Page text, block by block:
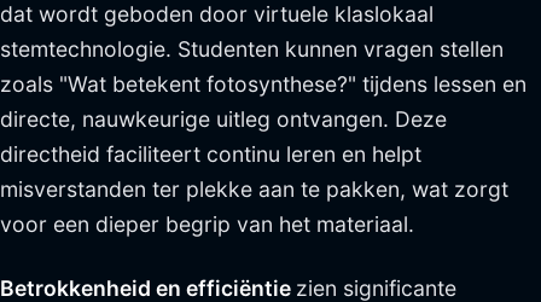
dat wordt geboden door virtuele klaslokaal
stemtechnologie. Studenten kunnen vragen stellen
zoals "Wat betekent fotosynthese?" tijdens lessen en
directe, nauwkeurige uitleg ontvangen. Deze
directheid faciliteert continu leren en helpt
misverstanden ter plekke aan te pakken, wat zorgt
voor een dieper begrip van het materiaal.
Betrokkenheid en efficiëntie zien significante